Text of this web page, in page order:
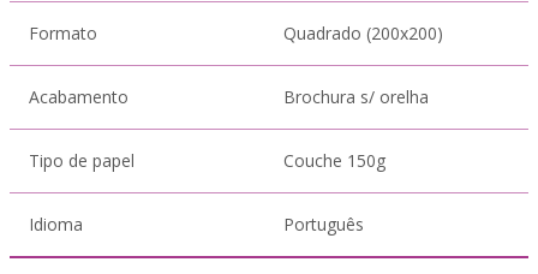
Formato Quadrado (200x200)
Acabamento Brochura s/ orelha
Tipo de papel Couche 150g
Idioma Português